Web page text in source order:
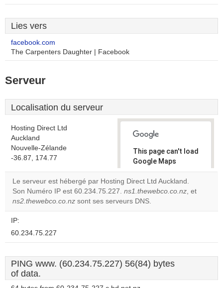
Lies vers
facebook.com
The Carpenters Daughter | Facebook
Serveur
Localisation du serveur
Hosting Direct Ltd
Auckland
Nouvelle-Zélande
-36.87, 174.77
This page can't load
Google Maps
correctly.
Do you
own this
Le serveur est hébergé par Hosting Direct Ltd Auckland.
Son Numéro IP est 60.234.75.227. ns1.thewebco.co.nz, et
ns2.thewebco.co.nz sont ses serveurs DNS.
IP:
60.234.75.227
PING www. (60.234.75.227) 56(84) bytes
of data.